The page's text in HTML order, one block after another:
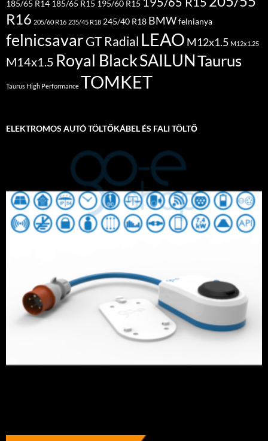
185/65 R14 185/65 R15 195/60 R15
R16 205/60 R16 235/45 R18 245/40 R18 BMWfelnianya
felnicsavarGT Radial LEAO M12x1.5 M12x1.25
M14x1.5 Royal BlackSAILUNTaurus
Taurus High Performance TOMKET
ELEKTROMOS AUTÓ TÖLTŐKÁBEL ÉS FALI TÖLTŐ